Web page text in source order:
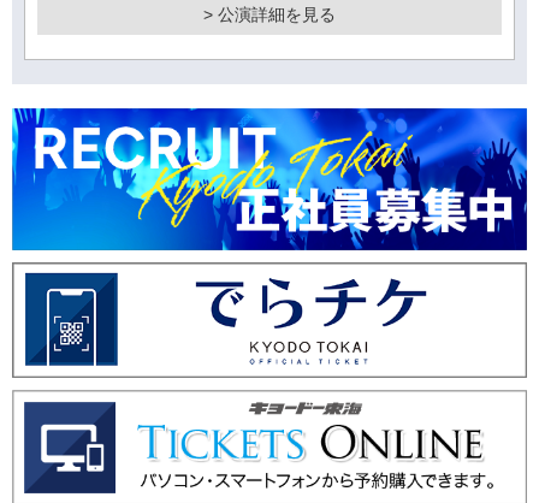
> 公演詳細を見る